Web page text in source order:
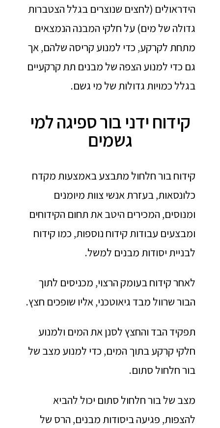
הידראולים (לחצים שנוצרים בגלל הצטברות
גדולה של מים) על חלקי המבנה הנמצאים
מתחת לקרקע, כדי למנוע קריסה שלהם, אך
גם כדי למנוע הצפה של מבנים תת קרקעיים
בגלל כמויות גדולות של מי גשם.
קידוח ידני בור ספיגה למי
גשמים
קידוח בור חלחול מתבצע באמצעות מקדח
כלונסאות, בעזרת אנשי צוות מיומנים
ומנוסים, המכירים היטב את תחום הקידוחים
ומבצעים עבודות קידוח נוספות, כמו קידוח
לבניית יסודות מבנים למשל.
לאחר קידוח בעומק הרצוי, מכניסים לתוך
הבור שרוול מבד גיאוטכני, אליו שופכים חצץ.
תפקיד הבד והחצץ לסנן את המים ולמנוע
חלקי קרקע בתוך המים, כדי למנוע מצב של
בור חלחול סתום.
מצב של בור חלחול סתום יכול להביא
להצפות, פגיעה ביסודות מבנים, הרס של